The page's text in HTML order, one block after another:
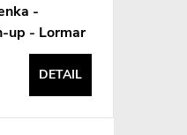
-
up - Lormar
DETAIL